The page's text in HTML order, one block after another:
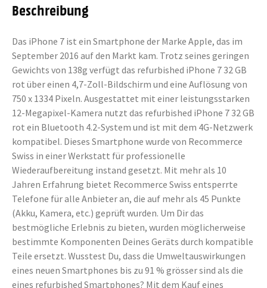
Beschreibung
Das iPhone 7 ist ein Smartphone der Marke Apple, das im
September 2016 auf den Markt kam. Trotz seines geringen
Gewichts von 138g verfügt das refurbished iPhone 7 32 GB
rot über einen 4,7-Zoll-Bildschirm und eine Auflösung von
750 x 1334 Pixeln. Ausgestattet mit einer leistungsstarken
12-Megapixel-Kamera nutzt das refurbished iPhone 7 32 GB
rot ein Bluetooth 4.2-System und ist mit dem 4G-Netzwerk
kompatibel. Dieses Smartphone wurde von Recommerce
Swiss in einer Werkstatt für professionelle
Wiederaufbereitung instand gesetzt. Mit mehr als 10
Jahren Erfahrung bietet Recommerce Swiss entsperrte
Telefone für alle Anbieter an, die auf mehr als 45 Punkte
(Akku, Kamera, etc.) geprüft wurden. Um Dir das
bestmögliche Erlebnis zu bieten, wurden möglicherweise
bestimmte Komponenten Deines Geräts durch kompatible
Teile ersetzt. Wusstest Du, dass die Umweltauswirkungen
eines neuen Smartphones bis zu 91 % grösser sind als die
eines refurbished Smartphones? Mit dem Kauf eines